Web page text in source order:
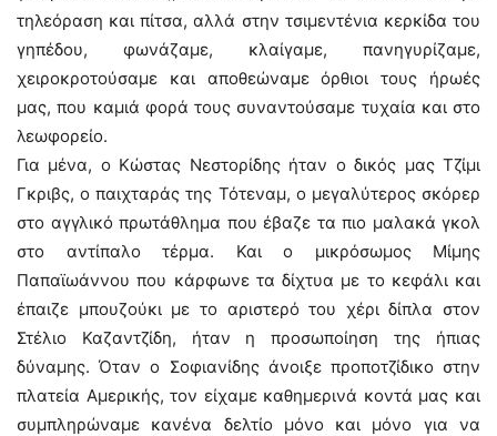
τηλεόραση και πίτσα, αλλά στην τσιμεντένια κερκίδα του
γηπέδου, φωνάζαμε, κλαίγαμε, πανηγυρίζαμε,
χειροκροτούσαμε και αποθεώναμε όρθιοι τους ήρωές
μας, που καμιά φορά τους συναντούσαμε τυχαία και στο
λεωφορείο.
Για μένα, ο Κώστας Νεστορίδης ήταν ο δικός μας Τζίμι
Γκριβς, ο παιχταράς της Τότεναμ, ο μεγαλύτερος σκόρερ
στο αγγλικό πρωτάθλημα που έβαζε τα πιο μαλακά γκολ
στο αντίπαλο τέρμα. Και ο μικρόσωμος Μίμης
Παπαϊωάννου που κάρφωνε τα δίχτυα με το κεφάλι και
έπαιζε μπουζούκι με το αριστερό του χέρι δίπλα στον
Στέλιο Καζαντζίδη, ήταν η προσωποίηση της ήπιας
δύναμης. Όταν ο Σοφιανίδης άνοιξε προποτζίδικο στην
πλατεία Αμερικής, τον είχαμε καθημερινά κοντά μας και
συμπληρώναμε κανένα δελτίο μόνο και μόνο για να